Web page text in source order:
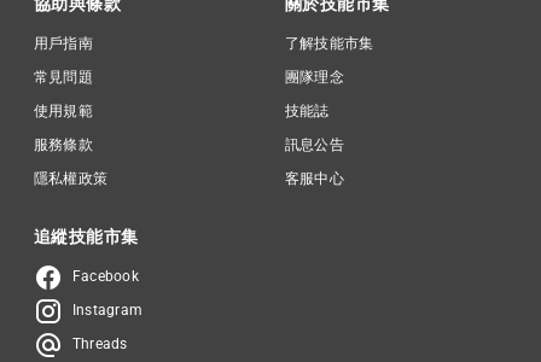
用戶指南
常見問題
使用規範
服務條款
隱私權政策
了解技能市集
團隊理念
技能誌
訊息公告
客服中心
追縱技能市集
Facebook
Instagram
Threads